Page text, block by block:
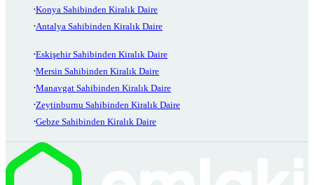
Konya Sahibinden Kiralık Daire
Antalya Sahibinden Kiralık Daire
Eskişehir Sahibinden Kiralık Daire
Mersin Sahibinden Kiralık Daire
Manavgat Sahibinden Kiralık Daire
Zeytinburnu Sahibinden Kiralık Daire
Gebze Sahibinden Kiralık Daire